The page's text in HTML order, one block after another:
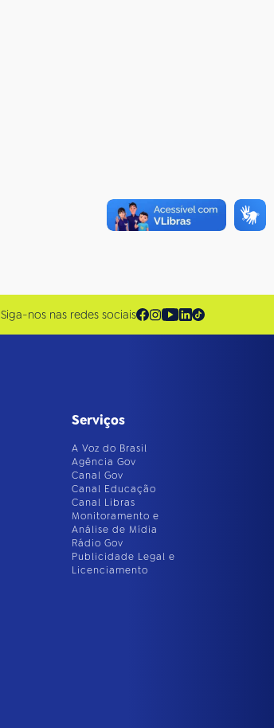
Siga-nos nas redes sociais
Serviços
A Voz do Brasil
Agência Gov
Canal Gov
Canal Educação
Canal Libras
Monitoramento e
Análise de Mídia
Rádio Gov
Publicidade Legal e
Licenciamento